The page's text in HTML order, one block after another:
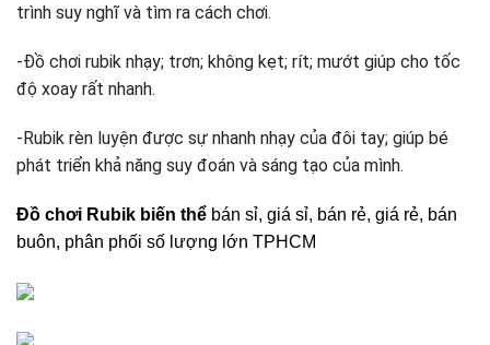
trình suy nghĩ và tìm ra cách chơi.
-Đồ chơi rubik nhạy; trơn; không kẹt; rít; mướt giúp cho tốc
độ xoay rất nhanh.
-Rubik rèn luyện được sự nhanh nhạy của đôi tay; giúp bé
phát triển khả năng suy đoán và sáng tạo của mình.
Đồ chơi Rubik biến thể bán sỉ, giá sỉ, bán rẻ, giá rẻ, bán
buôn, phân phối số lượng lớn TPHCM